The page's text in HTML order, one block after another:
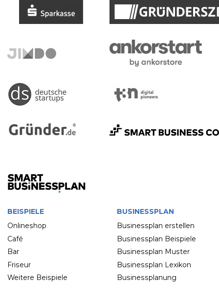
BEISPIELE
Onlineshop
Café
Bar
Friseur
Weitere Beispiele
BUSINESSPLAN
Businessplan erstellen
Businessplan Beispiele
Businessplan Muster
Businessplan Lexikon
Businessplanung